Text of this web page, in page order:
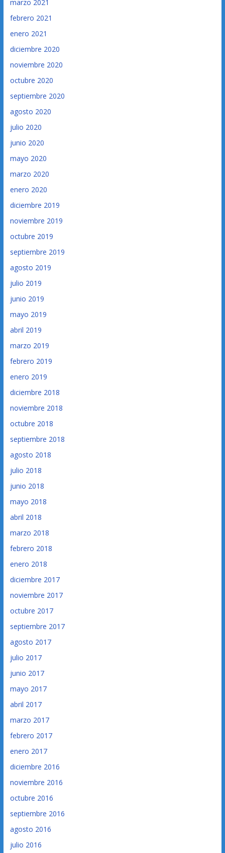
marzo 2021
febrero 2021
enero 2021
diciembre 2020
noviembre 2020
octubre 2020
septiembre 2020
agosto 2020
julio 2020
junio 2020
mayo 2020
marzo 2020
enero 2020
diciembre 2019
noviembre 2019
octubre 2019
septiembre 2019
agosto 2019
julio 2019
junio 2019
mayo 2019
abril 2019
marzo 2019
febrero 2019
enero 2019
diciembre 2018
noviembre 2018
octubre 2018
septiembre 2018
agosto 2018
julio 2018
junio 2018
mayo 2018
abril 2018
marzo 2018
febrero 2018
enero 2018
diciembre 2017
noviembre 2017
octubre 2017
septiembre 2017
agosto 2017
julio 2017
junio 2017
mayo 2017
abril 2017
marzo 2017
febrero 2017
enero 2017
diciembre 2016
noviembre 2016
octubre 2016
septiembre 2016
agosto 2016
julio 2016